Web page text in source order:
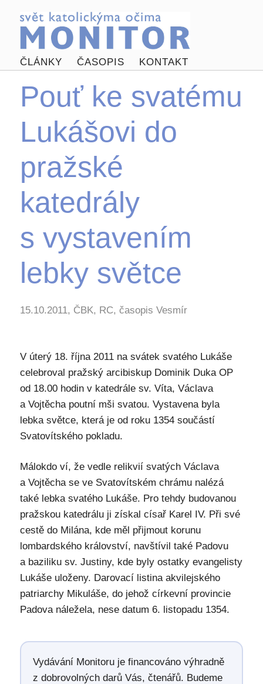
ČLÁNKY ČASOPIS KONTAKT
Pouť ke svatému
Lukášovi do
pražské
katedrály
s vystavením
lebky světce
15.10.2011, ČBK, RC, časopis Vesmír
V úterý 18. října 2011 na svátek svatého Lukáše
celebroval pražský arcibiskup Dominik Duka OP
od 18.00 hodin v katedrále sv. Víta, Václava
a Vojtěcha poutní mši svatou. Vystavena byla
lebka světce, která je od roku 1354 součástí
Svatovítského pokladu.
Málokdo ví, že vedle relikvií svatých Václava
a Vojtěcha se ve Svatovítském chrámu nalézá
také lebka svatého Lukáše. Pro tehdy budovanou
pražskou katedrálu ji získal císař Karel IV. Při své
cestě do Milána, kde měl přijmout korunu
lombardského království, navštívil také Padovu
a baziliku sv. Justiny, kde byly ostatky evangelisty
Lukáše uloženy. Darovací listina akvilejského
patriarchy Mikuláše, do jehož církevní provincie
Padova náležela, nese datum 6. listopadu 1354.
Vydávání Monitoru je financováno výhradně
z dobrovolných darů Vás, čtenářů. Budeme